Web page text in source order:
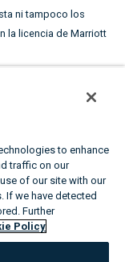
ni tampoco los
la licencia de Marriott
COMPARTIDO.
EN UN PLAN DE
to enhance
traffic on our
of our site with our
If we have detected
Further
Policy